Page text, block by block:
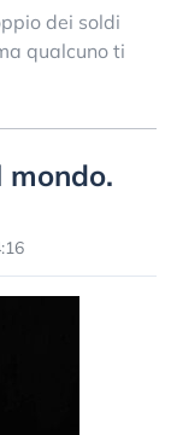
dei soldi
qualcuno ti